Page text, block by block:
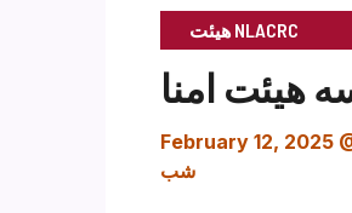
هیئت NLACRC
هیئت امنا
February 12, 2025
شب